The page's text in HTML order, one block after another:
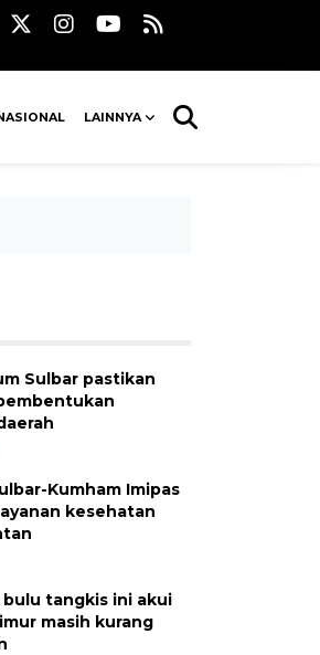
LAINNYA
Sulbar pastikan
Kumham Imipas
kesehatan
bulu tangkis ini akui
masih kurang